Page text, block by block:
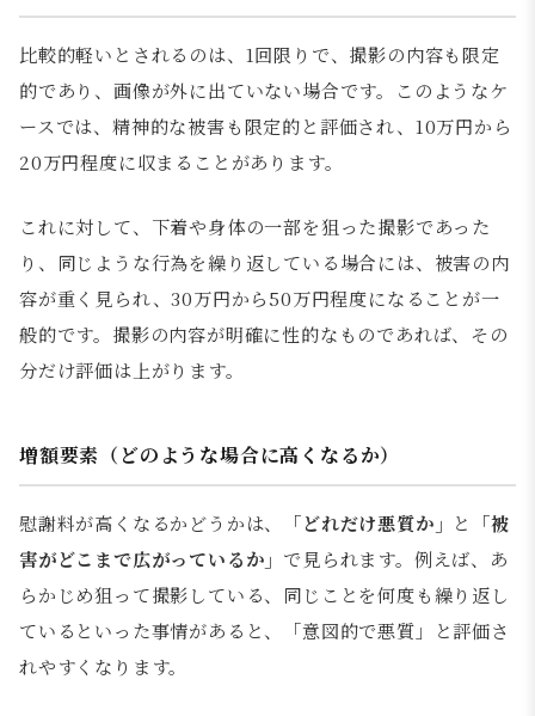
比較的軽いとされるのは、1回限りで、撮影の内容も限定
的であり、画像が外に出ていない場合です。このようなケ
ースでは、精神的な被害も限定的と評価され、10万円から
20万円程度に収まることがあります。
これに対して、下着や身体の一部を狙った撮影であった
り、同じような行為を繰り返している場合には、被害の内
容が重く見られ、30万円から50万円程度になることが一
般的です。撮影の内容が明確に性的なものであれば、その
分だけ評価は上がります。
増額要素（どのような場合に高くなるか）
慰謝料が高くなるかどうかは、 「どれだけ悪質か」 と
「被
害がどこまで広がっているか」 で見られます。例えば、あ
らかじめ狙って撮影している、同じことを何度も繰り返し
ているといった事情があると、「意図的で悪質」と評価さ
れやすくなります。